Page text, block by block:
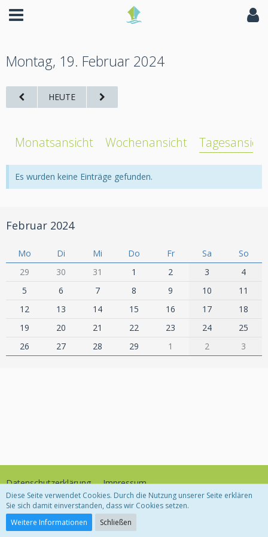
Montag, 19. Februar 2024
HEUTE
Monatsansicht Wochenansicht Tagesansicht
Es wurden keine Einträge gefunden.
Februar 2024
Mo Di Mi Do Fr Sa
So
29
30 31 1 2 3
4
5
6 7 8 9 10
11
12
13 14 15 16 17
18
19
20 21 22 23 24
25
26
27 28 29 1 2 3
Datenschutzerklärung Impressum
Community-Software:
Diese Seite verwendet Cookies. Durch die Nutzung unserer Seite erklären
Sie sich damit einverstanden, dass wir Cookies setzen.
Weitere Informationen
Schließen